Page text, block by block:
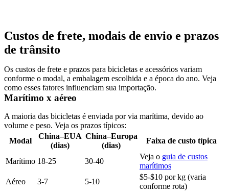
Custos de frete, modais de envio e prazos
de trânsito
Os custos de frete e prazos para bicicletas e acessórios variam
conforme o modal, a embalagem escolhida e a época do ano. Veja
como esses fatores influenciam sua importação.
Marítimo x aéreo
A maioria das bicicletas é enviada por via marítima, devido ao
volume e peso. Veja os prazos típicos:
Modal
China–EUA
(dias)
China–Europa
(dias)
Faixa de custo típica
Marítimo 18-25 30-40
Veja o guia de custos
marítimos
Aéreo
3-7 5-10
$5-$10 por kg (varia
conforme rota)